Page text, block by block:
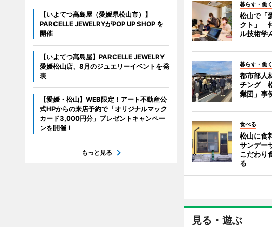
暮らす・働く
松山で「
クト」
ル技術学
暮らす・働く
都市部人
チング
業団」事
食べる
松山に食
サンデー
こだわり
る
見る・遊ぶ
【いよてつ高島屋（愛媛県松山市）】
PARCELLE JEWELRYがPOP UP SHOP を
開催
【いよてつ高島屋】PARCELLE JEWELRY
愛媛松山店、8月のジュエリーイベントを発
表
【愛媛・松山】WEB限定！アート不動産公
式HPからの来店予約で「オリジナルマック
カード3,000円分」プレゼントキャンペー
ンを開催！
もっと見る